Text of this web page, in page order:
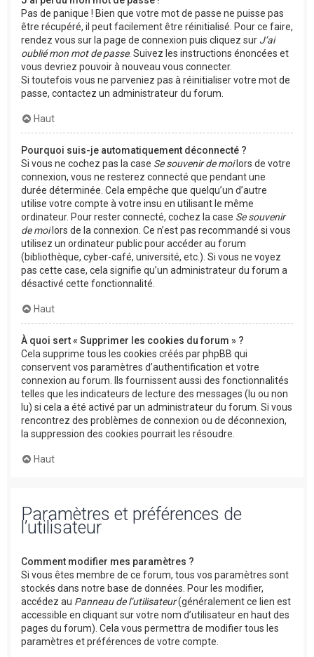
Pas de panique ! Bien que votre mot de passe ne puisse pas
être récupéré, il peut facilement être réinitialisé. Pour ce faire,
rendez vous sur la page de connexion puis cliquez sur J’ai
oublié mon mot de passe. Suivez les instructions énoncées et
vous devriez pouvoir à nouveau vous connecter.
Si toutefois vous ne parveniez pas à réinitialiser votre mot de
passe, contactez un administrateur du forum.
Haut
Pourquoi suis-je automatiquement déconnecté ?
Si vous ne cochez pas la case Se souvenir de moilors de votre
connexion, vous ne resterez connecté que pendant une
durée déterminée. Cela empêche que quelqu’un d’autre
utilise votre compte à votre insu en utilisant le même
ordinateur. Pour rester connecté, cochez la case Se souvenir
de moilors de la connexion. Ce n’est pas recommandé si vous
utilisez un ordinateur public pour accéder au forum
(bibliothèque, cyber-café, université, etc.). Si vous ne voyez
pas cette case, cela signifie qu’un administrateur du forum a
désactivé cette fonctionnalité.
Haut
À quoi sert « Supprimer les cookies du forum » ?
Cela supprime tous les cookies créés par phpBB qui
conservent vos paramètres d’authentification et votre
connexion au forum. Ils fournissent aussi des fonctionnalités
telles que les indicateurs de lecture des messages (lu ou non
lu) si cela a été activé par un administrateur du forum. Si vous
rencontrez des problèmes de connexion ou de déconnexion,
la suppression des cookies pourrait les résoudre.
Haut
Paramètres et préférences de
l’utilisateur
Comment modifier mes paramètres ?
Si vous êtes membre de ce forum, tous vos paramètres sont
stockés dans notre base de données. Pour les modifier,
accédez au Panneau de l’utilisateur(généralement ce lien est
accessible en cliquant sur votre nom d’utilisateur en haut des
pages du forum). Cela vous permettra de modifier tous les
paramètres et préférences de votre compte.